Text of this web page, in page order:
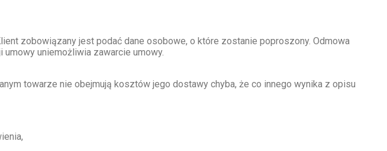
zobowiązany jest podać dane osobowe, o które zostanie poproszony. Odmowa
umowy uniemożliwia zawarcie umowy.
towarze nie obejmują kosztów jego dostawy chyba, że co innego wynika z opisu